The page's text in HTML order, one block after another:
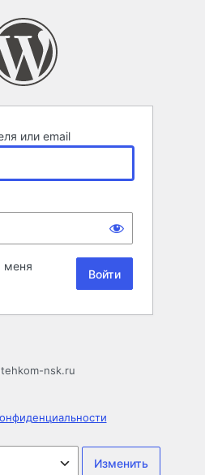
или email
меня
nsk.ru